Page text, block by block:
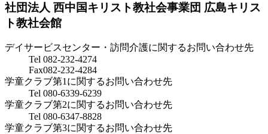
社団法人 西中国キリスト教社会事業団 広島キリス
ト教社会館
デイサービスセンター・訪問介護に関するお問い合わせ先
Tel 082-232-4274
Fax082-232-4284
学童クラブ第1に関するお問い合わせ先
Tel 080-6339-6239
学童クラブ第2に関するお問い合わせ先
Tel 080-6347-8828
学童クラブ第3に関するお問い合わせ先